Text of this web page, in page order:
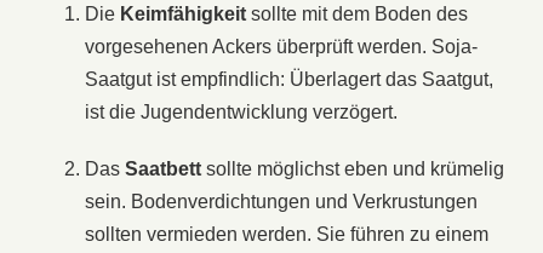
Die Keimfähigkeit sollte mit dem Boden des
vorgesehenen Ackers überprüft werden. Soja-
Saatgut ist empfindlich: Überlagert das Saatgut,
ist die Jugendentwicklung verzögert.
Das Saatbett sollte möglichst eben und krümelig
sein. Bodenverdichtungen und Verkrustungen
sollten vermieden werden. Sie führen zu einem